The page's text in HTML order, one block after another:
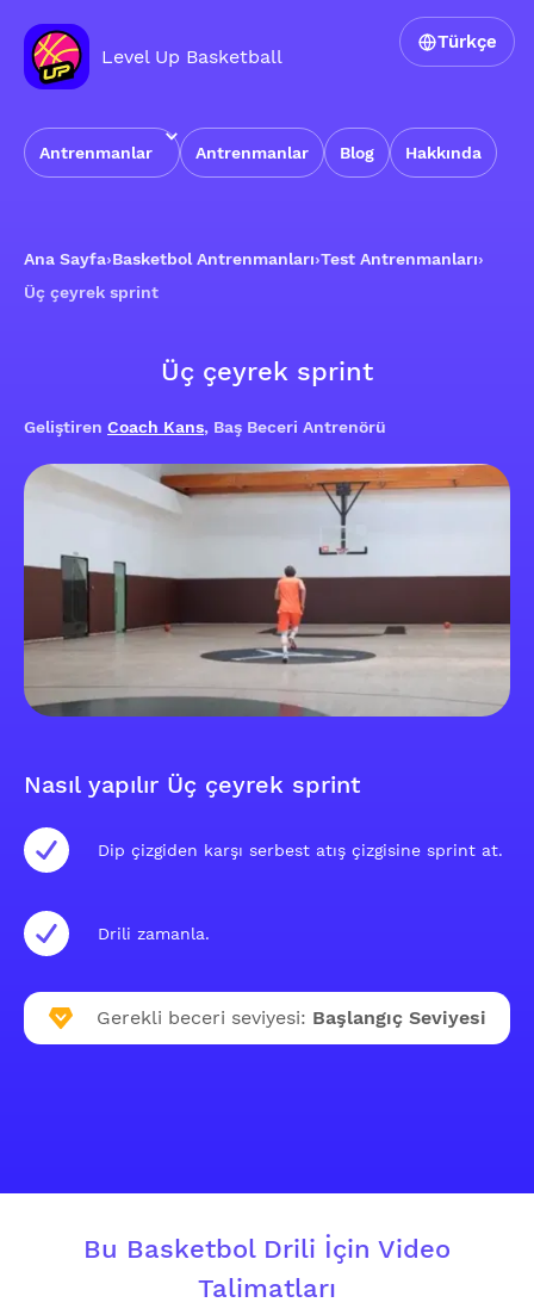
Level Up Basketball
Antrenmanlar Antrenmanlar Blog Hakkında
Türkçe
Ana Sayfa›Basketbol Antrenmanları›Test Antrenmanları›
Üç çeyrek sprint
Üç çeyrek sprint
Geliştiren Coach Kans, Baş Beceri Antrenörü
Nasıl yapılır Üç çeyrek sprint
Dip çizgiden karşı serbest atış çizgisine sprint at.
Drili zamanla.
Gerekli beceri seviyesi: Başlangıç Seviyesi
Bu Basketbol Drili İçin Video
Talimatları